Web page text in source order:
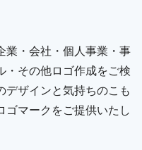
業・会社・個人事業・事
・その他ロゴ作成をご検
ザインと気持ちのこも
ゴマークをご提供いたし